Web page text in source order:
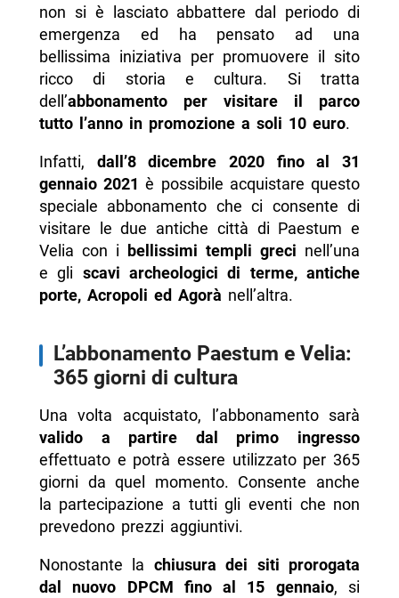
non si è lasciato abbattere dal periodo di
emergenza ed ha pensato ad una
bellissima iniziativa per promuovere il sito
ricco di storia e cultura. Si tratta
dell’abbonamento per visitare il parco
tutto l’anno in promozione a soli 10 euro.
Infatti, dall’8 dicembre 2020 fino al 31
gennaio 2021 è possibile acquistare questo
speciale abbonamento che ci consente di
visitare le due antiche città di Paestum e
Velia con i bellissimi templi greci nell’una
e gli scavi archeologici di terme, antiche
porte, Acropoli ed Agorà nell’altra.
L’abbonamento Paestum e Velia:
365 giorni di cultura
Una volta acquistato, l’abbonamento sarà
valido a partire dal primo ingresso
effettuato e potrà essere utilizzato per 365
giorni da quel momento. Consente anche
la partecipazione a tutti gli eventi che non
prevedono prezzi aggiuntivi.
Nonostante la chiusura dei siti prorogata
dal nuovo DPCM fino al 15 gennaio, si